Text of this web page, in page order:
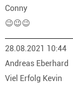
Conny
😉😉😉
28.08.2021 10:44
Andreas Eberhard
Viel Erfolg Kevin